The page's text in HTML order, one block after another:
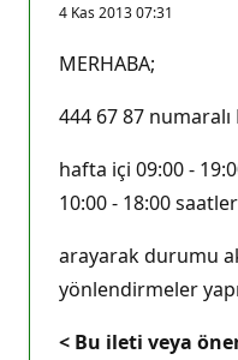
4 Kas 2013 07:31
MERHABA;
444 67 87
hafta içi 09:00 -
10:00 - 18:00
arayarak durumu
yönlendirmeler
< Bu ileti veya